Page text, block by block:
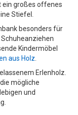
ein großes offenes
Stiefel.
besonders für
Schuheanziehen
Kindermöbel
aus Holz
Erlenholz.
mögliche
und